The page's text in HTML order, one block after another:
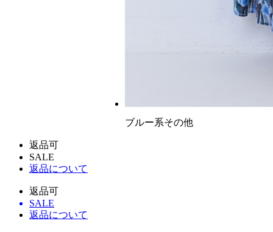
ブルー系その他
返品可
SALE
返品について
返品可
SALE
返品について